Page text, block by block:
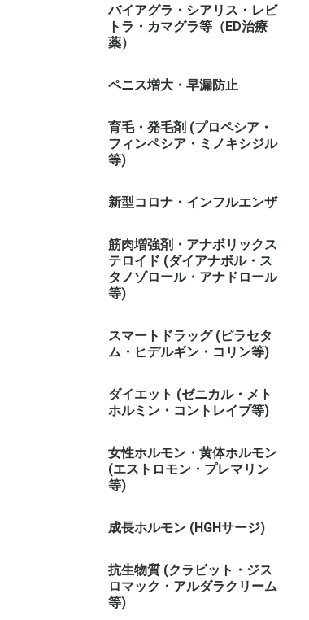
バイアグラ・シアリス・レビ
トラ・カマグラ等（ED治療
薬）
ペニス増大・早漏防止
育毛・発毛剤 (プロペシア・
フィンペシア・ミノキシジル
等)
新型コロナ・インフルエンザ
筋肉増強剤・アナボリックス
テロイド (ダイアナボル・ス
タノゾロール・アナドロール
等)
スマートドラッグ (ピラセタ
ム・ヒデルギン・コリン等)
ダイエット (ゼニカル・メト
ホルミン・コントレイブ等)
女性ホルモン・黄体ホルモン
(エストロモン・プレマリン
等)
成長ホルモン (HGHサージ)
抗生物質 (クラビット・ジス
ロマック・アルダラクリーム
等)